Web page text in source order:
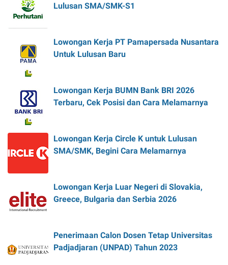
Lulusan SMA/SMK-S1
Lowongan Kerja PT Pamapersada Nusantara
Untuk Lulusan Baru
Lowongan Kerja BUMN Bank BRI 2026
Terbaru, Cek Posisi dan Cara Melamarnya
Lowongan Kerja Circle K untuk Lulusan
SMA/SMK, Begini Cara Melamarnya
Lowongan Kerja Luar Negeri di Slovakia,
Greece, Bulgaria dan Serbia 2026
Penerimaan Calon Dosen Tetap Universitas
Padjadjaran (UNPAD) Tahun 2023